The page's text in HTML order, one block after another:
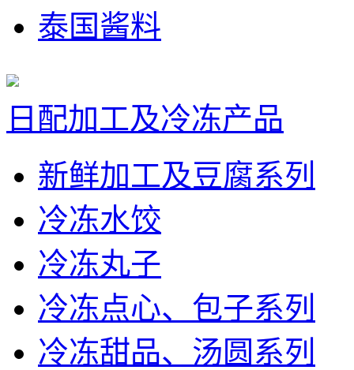
泰国酱料
日配加工及冷冻产品
新鲜加工及豆腐系列
冷冻水饺
冷冻丸子
冷冻点心、包子系列
冷冻甜品、汤圆系列